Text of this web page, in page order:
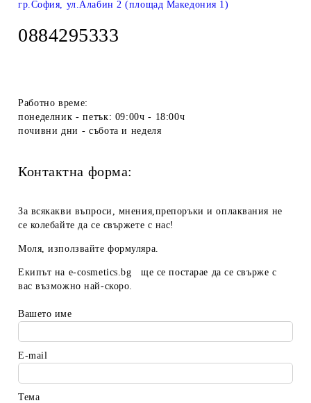
гр.София, ул.Алабин 2 (площад Македония 1)
0884295333
Работно време:
понеделник - петък: 09:00ч - 18:00ч
почивни дни - събота и неделя
Контактна форма:
За всякакви въпроси, мнения,препоръки и оплаквания не
се колебайте да се свържете с нас!
Моля, използвайте формуляра.
Екипът на e-cosmetics.bg
ще се постарае да се свърже с
вас възможно най-скоро.
Вашето име
E-mail
Тема